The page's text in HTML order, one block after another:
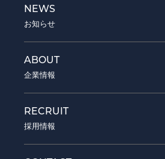
ADVERTISING
WEB広告代理事業
EC
メーカー事業
NEWS
お知らせ
ABOUT
企業情報
COMPANY
会社概要
RECRUIT
採用情報